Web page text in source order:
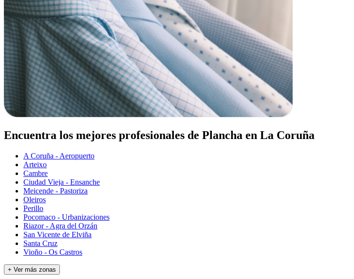
Encuentra los mejores profesionales de Plancha en La Coruña
A Coruña - Aeropuerto
Arteixo
Cambre
Ciudad Vieja - Ensanche
Meicende - Pastoriza
Oleiros
Perillo
Pocomaco - Urbanizaciones
Riazor - Agra del Orzán
San Vicente de Elviña
Santa Cruz
Vioño - Os Castros
+ Ver más zonas